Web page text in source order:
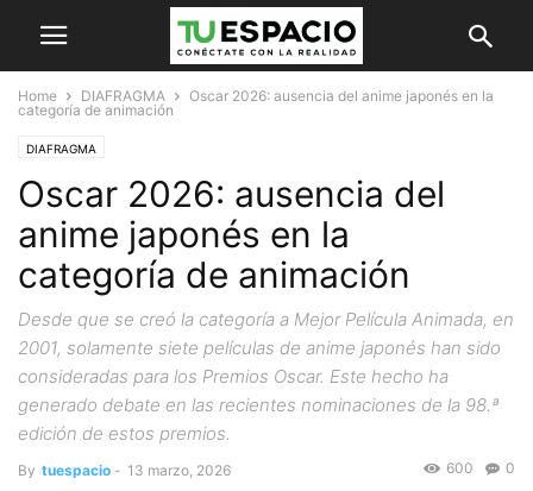
Home DIAFRAGMA
Oscar 2026: ausencia del anime japonés en la
categoría de animación
DIAFRAGMA
Oscar 2026: ausencia del
anime japonés en la
categoría de animación
Desde que se creó la categoría a Mejor Película Animada, en
2001, solamente siete películas de anime japonés han sido
consideradas para los Premios Oscar. Este hecho ha
generado debate en las recientes nominaciones de la 98.ª
edición de estos premios.
By tuespacio - 13 marzo, 2026 0
600